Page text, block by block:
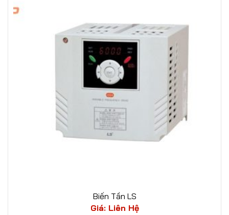
Biến Tần LS
Giá: Liên Hệ